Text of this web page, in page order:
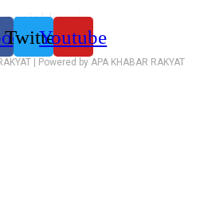
sosial kami:
TwitterYoutube
| Powered by APA KHABAR RAKYAT